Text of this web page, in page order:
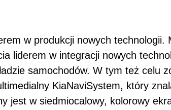
w produkcji nowych technologii.
liderem w integracji nowych
samochodów. W tym też celu
KiaNaviSystem, który
jest w siedmiocalowy, kolorowy